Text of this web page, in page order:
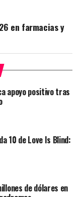
en farmacias y
apoyo positivo tras
10 de Love Is Blind:
de dólares en